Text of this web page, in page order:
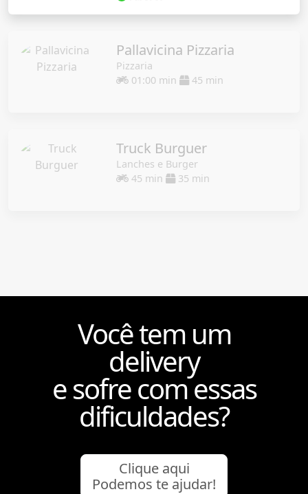
Pallavicina Pizzaria
Pizzaria
01:00 min
45 min
Truck Burguer
Lanches e Burger
45 min
35 min
Você tem um
delivery
e sofre com essas
dificuldades?
Clique aqui
Podemos te ajudar!